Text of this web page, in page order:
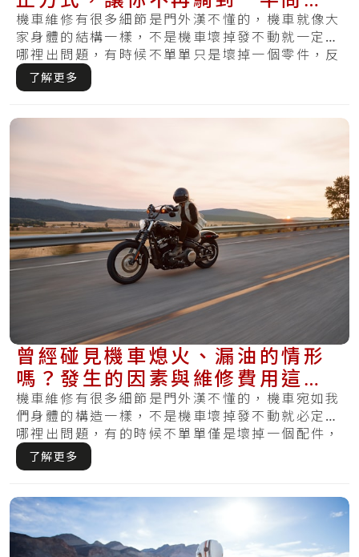
題！
機車維修有很多細節是門外漢不懂的，機車就像大
家身體的結構一樣，不是機車壞掉發不動就一定是
哪裡出問題，有時候不單單只是壞掉一個零件，反
而需.....
了解更多
曾經碰見機車熄火、漏油的情形
嗎？發生的因素與維修費用這通
通有！
機車維修有很多細節是門外漢不懂的，機車宛如我
們身體的構造一樣，不是機車壞掉發不動就必定是
哪裡出問題，有的時候不單單僅是壞掉一個配件，
反而.....
了解更多